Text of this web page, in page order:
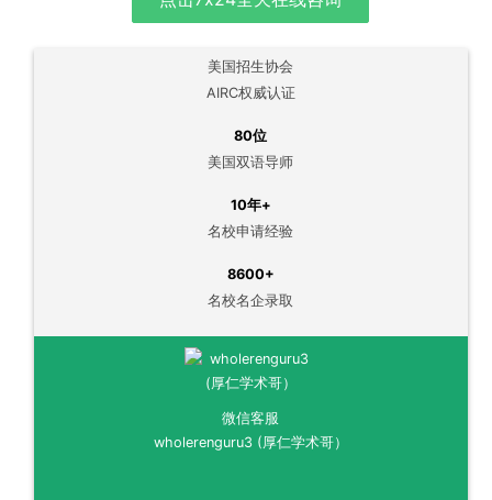
美国招生协会
AIRC权威认证
80位
美国双语导师
10年+
名校申请经验
8600+
名校名企录取
微信客服
wholerenguru3 (厚仁学术哥）